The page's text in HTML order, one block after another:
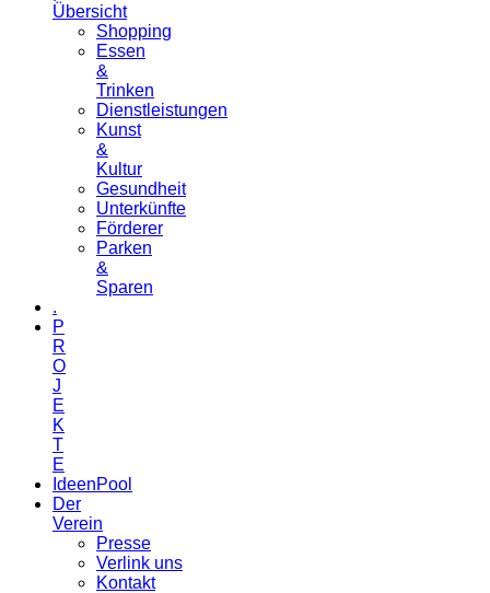
Übersicht
Shopping
Essen
&
Trinken
Dienstleistungen
Kunst
&
Kultur
Gesundheit
Unterkünfte
Förderer
Parken
&
Sparen
.
P
R
O
J
E
K
T
E
IdeenPool
Der
Verein
Presse
Verlink uns
Kontakt